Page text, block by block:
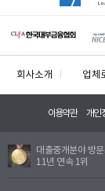
회사소개 업체
이용약관 개인
대출중개분야 방
11년 연속 1위